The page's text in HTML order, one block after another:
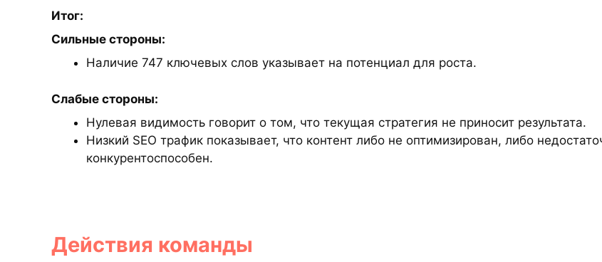
Итог:
Сильные стороны:
Наличие 747 ключевых слов указывает на потенциал для роста.
Слабые стороны:
Нулевая видимость говорит о том, что текущая стратегия не приносит результата.
Низкий SEO трафик показывает, что контент либо не оптимизирован, либо
конкурентоспособен.
Действия команды